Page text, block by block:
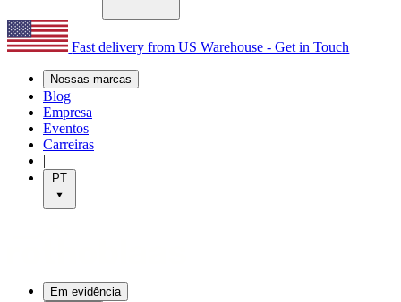
Fast delivery from US Warehouse - Get in Touch
Nossas marcas
Blog
Empresa
Eventos
Carreiras
|
PT
Em evidência